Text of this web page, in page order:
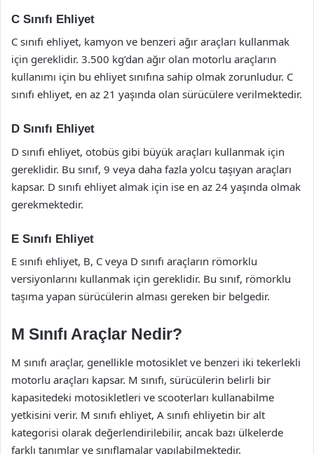
C Sınıfı Ehliyet
C sınıfı ehliyet, kamyon ve benzeri ağır araçları kullanmak
için gereklidir. 3.500 kg’dan ağır olan motorlu araçların
kullanımı için bu ehliyet sınıfına sahip olmak zorunludur. C
sınıfı ehliyet, en az 21 yaşında olan sürücülere verilmektedir.
D Sınıfı Ehliyet
D sınıfı ehliyet, otobüs gibi büyük araçları kullanmak için
gereklidir. Bu sınıf, 9 veya daha fazla yolcu taşıyan araçları
kapsar. D sınıfı ehliyet almak için ise en az 24 yaşında olmak
gerekmektedir.
E Sınıfı Ehliyet
E sınıfı ehliyet, B, C veya D sınıfı araçların römorklu
versiyonlarını kullanmak için gereklidir. Bu sınıf, römorklu
taşıma yapan sürücülerin alması gereken bir belgedir.
M Sınıfı Araçlar Nedir?
M sınıfı araçlar, genellikle motosiklet ve benzeri iki tekerlekli
motorlu araçları kapsar. M sınıfı, sürücülerin belirli bir
kapasitedeki motosikletleri ve scooterları kullanabilme
yetkisini verir. M sınıfı ehliyet, A sınıfı ehliyetin bir alt
kategorisi olarak değerlendirilebilir, ancak bazı ülkelerde
farklı tanımlar ve sınıflamalar yapılabilmektedir.